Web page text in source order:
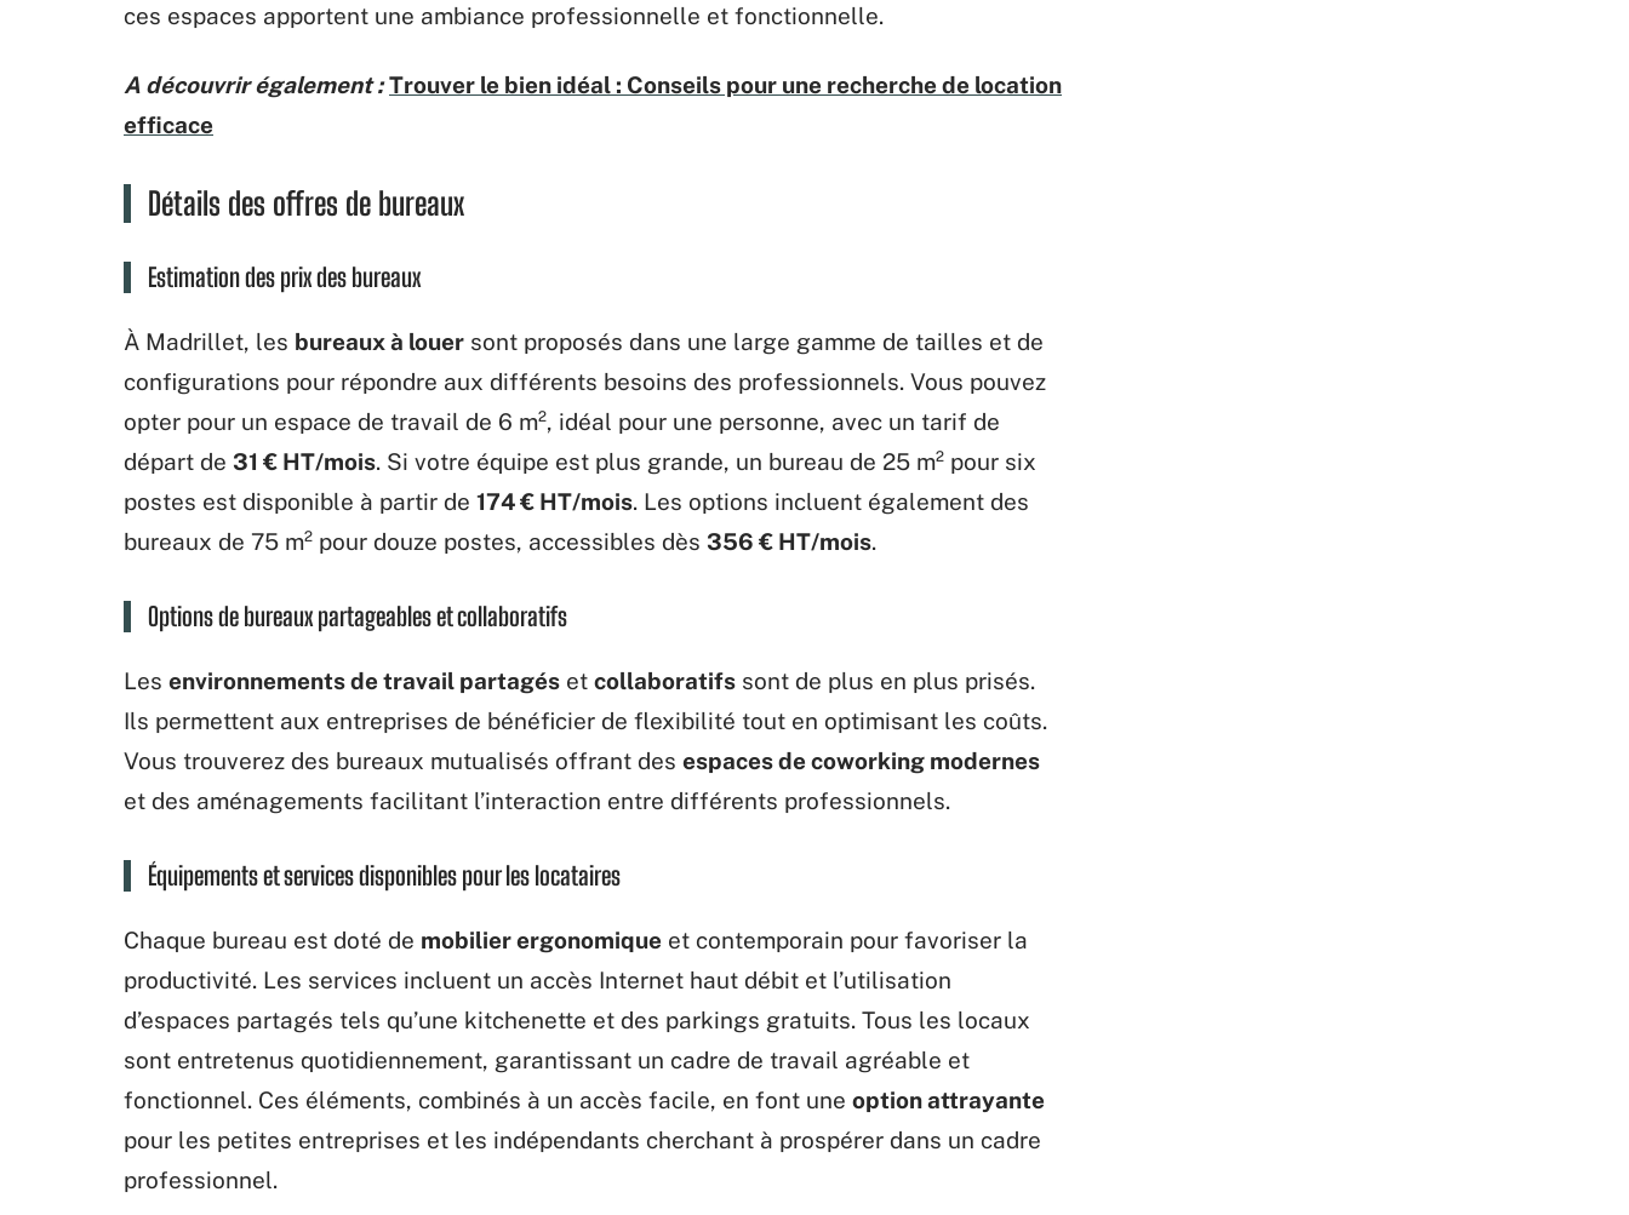
ces espaces apportent une ambiance professionnelle et fonctionnelle.
A découvrir également : Trouver le bien idéal : Conseils pour une recherche de location
efficace
Détails des offres de bureaux
Estimation des prix des bureaux
À Madrillet, les bureaux à louer sont proposés dans une large gamme de tailles et de
configurations pour répondre aux différents besoins des professionnels. Vous pouvez
opter pour un espace de travail de 6 m², idéal pour une personne, avec un tarif de
départ de 31 € HT/mois. Si votre équipe est plus grande, un bureau de 25 m² pour six
postes est disponible à partir de 174 € HT/mois. Les options incluent également des
bureaux de 75 m² pour douze postes, accessibles dès 356 € HT/mois.
Options de bureaux partageables et collaboratifs
Les environnements de travail partagés et collaboratifs sont de plus en plus prisés.
Ils permettent aux entreprises de bénéficier de flexibilité tout en optimisant les coûts.
Vous trouverez des bureaux mutualisés offrant des espaces de coworking modernes
et des aménagements facilitant l’interaction entre différents professionnels.
Équipements et services disponibles pour les locataires
Chaque bureau est doté de mobilier ergonomique et contemporain pour favoriser la
productivité. Les services incluent un accès Internet haut débit et l’utilisation
d’espaces partagés tels qu’une kitchenette et des parkings gratuits. Tous les locaux
sont entretenus quotidiennement, garantissant un cadre de travail agréable et
fonctionnel. Ces éléments, combinés à un accès facile, en font une option attrayante
pour les petites entreprises et les indépendants cherchant à prospérer dans un cadre
professionnel.